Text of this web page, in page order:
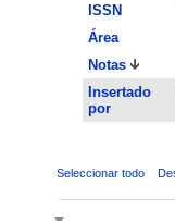
ISSN
Área
Notas
Insertado
por
Seleccionar todo